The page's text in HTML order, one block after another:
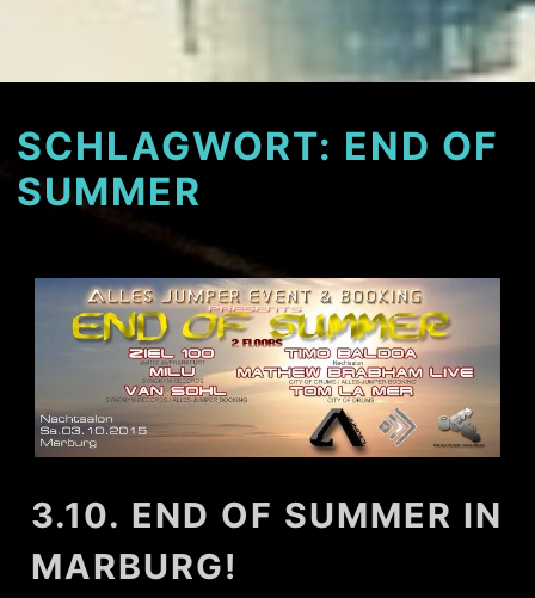
SCHLAGWORT: END OF
SUMMER
3.10. END OF SUMMER IN
MARBURG!